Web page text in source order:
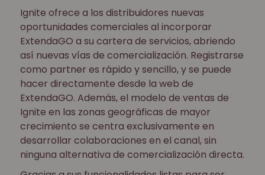
Ignite ofrece a los distribuidores nuevas
oportunidades comerciales al incorporar
ExtendaGO a su cartera de servicios, abriendo
así nuevas vías de comercialización. Registrarse
como partner es rápido y sencillo, y se puede
hacer directamente desde la web de
ExtendaGO. Además, el modelo de ventas de
Ignite en las zonas geográficas de mayor
crecimiento se centra exclusivamente en
desarrollar colaboraciones en el canal, sin
ninguna alternativa de comercialización directa.